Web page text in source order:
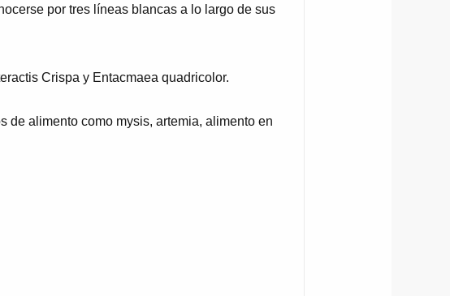
por tres líneas blancas a lo largo de sus
Crispa y Entacmaea quadricolor.
alimento como mysis, artemia, alimento en